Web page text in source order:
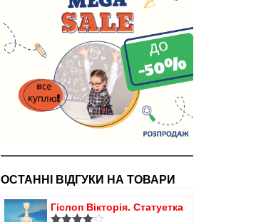
ОСТАННІ ВІДГУКИ НА ТОВАРИ
Гіслоп Вікторія. Статуетка